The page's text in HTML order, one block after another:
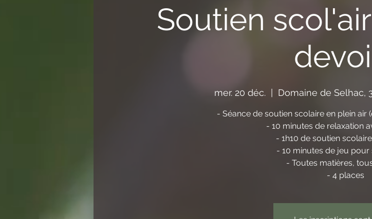
Soutien
mer. 20 déc.
  |
Domaine de Selhac,
- Séance de soutien scolaire en plein air
- 10 minutes de relaxation
- 1h10 de soutien
- 10 minutes de jeu
- Toutes matières,
- 4 places